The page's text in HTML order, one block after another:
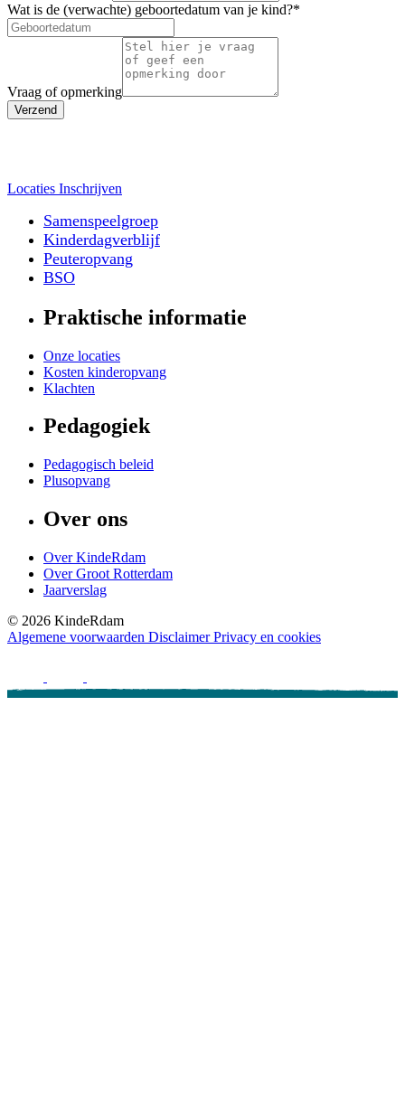
Wat is de (verwachte) geboortedatum van je kind?*
Vraag of opmerking
Verzend
Locaties Inschrijven
Samenspeelgroep
Kinderdagverblijf
Peuteropvang
BSO
Praktische informatie
Onze locaties
Kosten kinderopvang
Klachten
Pedagogiek
Pedagogisch beleid
Plusopvang
Over ons
Over KindeRdam
Over Groot Rotterdam
Jaarverslag
© 2026 KindeRdam
Algemene voorwaarden Disclaimer Privacy en cookies